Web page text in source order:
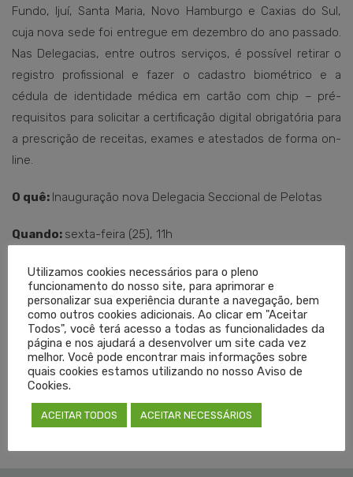
Fundo, Ijuí, Santa Maria, Novo Hamburgo e Caxias do Sul,
cuja nova sede foi entregue em dezembro do ano passado.
Nas Delegacias, entre outros serviços, é possível retirar o
registro profissional e fazer o cadastro biométrico e a
cédula de identidade médica em cartão com chip – pré-
requisitos para solicitar a certificação digital obrigatória para
a prescrição de receitas, exames e atestados de forma on-
line.
O quê: Inauguração nova Delegacia Seccional de Pelotas
Quando: sexta-feira (25), 11h
Onde:Rua Suzana Cortez Balreira, 191/1005 (Edifício
Vanguarda – Parque Una)
Atendimento: De segunda a sexta, das 8h às 12h e das
13h às 17h
TAGGED EM: CREMERS,DELEGACIA SECCIONAL ,PELOTAS
Utilizamos cookies necessários para o pleno
funcionamento do nosso site, para aprimorar e
personalizar sua experiência durante a navegação, bem
como outros cookies adicionais. Ao clicar em "Aceitar
Todos", você terá acesso a todas as funcionalidades da
página e nos ajudará a desenvolver um site cada vez
melhor. Você pode encontrar mais informações sobre
quais cookies estamos utilizando no nosso Aviso de
Cookies.
ACEITAR TODOS ACEITAR NECESSÁRIOS